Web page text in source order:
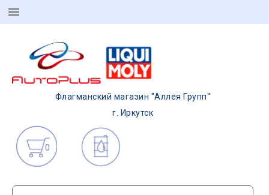
Флагманский магазин "Аллея Групп"
г. Иркутск
0